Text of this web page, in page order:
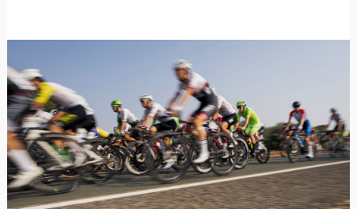
para que los equipos con ambición controlen cada
movimiento antes de afrontar la aproximación final
hacia Agramón, donde la velocidad será determinante.